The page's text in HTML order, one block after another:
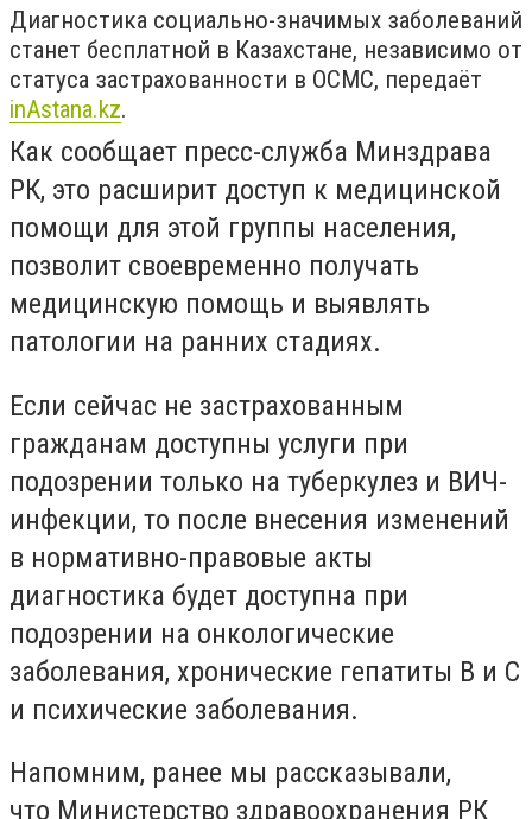
Диагностика социально-значимых заболеваний
станет бесплатной в Казахстане, независимо от
статуса застрахованности в ОСМС, передаёт
inАstana.kz.
Как сообщает пресс-служба Минздрава
РК, это расширит доступ к медицинской
помощи для этой группы населения,
позволит своевременно получать
медицинскую помощь и выявлять
патологии на ранних стадиях.
Если сейчас не застрахованным
гражданам доступны услуги при
подозрении только на туберкулез и ВИЧ-
инфекции, то после внесения изменений
в нормативно-правовые акты
диагностика будет доступна при
подозрении на онкологические
заболевания, хронические гепатиты В и С
и психические заболевания.
Напомним, ранее мы рассказывали,
что Министерство здравоохранения РК